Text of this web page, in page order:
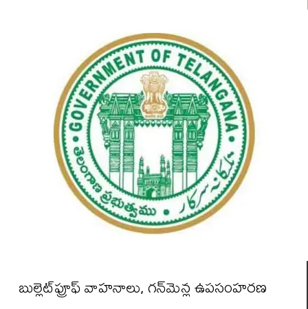
బుల్లెట్‌ప్రూఫ్ వాహనాలు, గన్‌మెన్ల ఉపసంహరణ